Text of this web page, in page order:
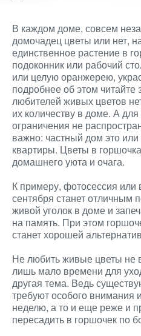
В каждом доме, совсем
домочадец цветы или нет,
единственное растение в
подоконник или рабочий
или целую оранжерею,
подробнее об этом читайте
любителей живых цветов
их количеству в доме. А
ограничения не
важно: частный дом это
квартиры. Цветы в
домашнего уюта и очага.
К примеру, фотосессия или
сентября станет отличным
живой уголок в доме и
на память. При этом
станет хорошей
Не любить живые цветы не
лишь мало времени для
другая тема. Ведь
требуют особого внимания
неделю, а то и еще реже и
пересадить в горшочек по